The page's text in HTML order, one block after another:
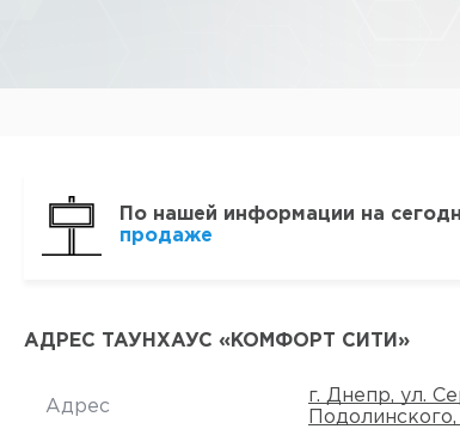
По нашей информации на
продаже
АДРЕС ТАУНХАУС «КОМФОРТ СИТИ»
Адрес
г. Днепр, ул.
Подолинского,